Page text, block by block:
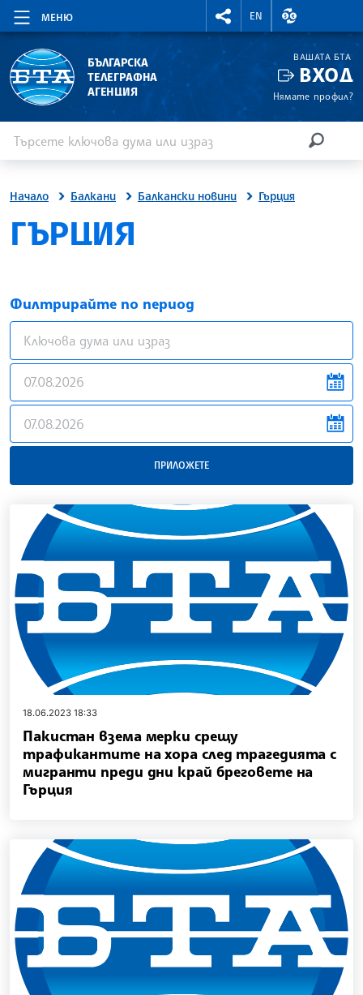
МЕНЮ
RIGHTMENU.SOCIAL
EN
ВАЛУТНИ
БЪЛГАРСКА
ТЕЛЕГРАФНА
АГЕНЦИЯ
ВАШАТА БТА
ВХОД
Нямате профил?
Начало Балкани Балкански новини Гърция
ГЪРЦИЯ
Филтрирайте по период
news.filter.from
news.filter.to
ПРИЛОЖЕТЕ
18.06.2023 18:33
Пакистан взема мерки срещу
трафикантите на хора след трагедията с
мигранти преди дни край бреговете на
Гърция